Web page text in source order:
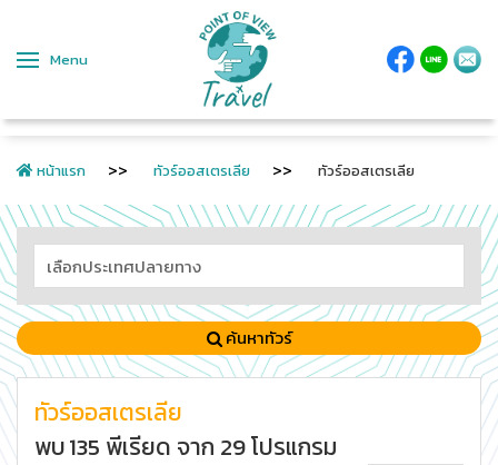
Menu
หน้าแรก ทัวร์ออสเตรเลีย ทัวร์ออสเตรเลีย
ค้นหาทัวร์
ทัวร์ออสเตรเลีย
พบ135 พีเรียด จาก 29โปรแกรม